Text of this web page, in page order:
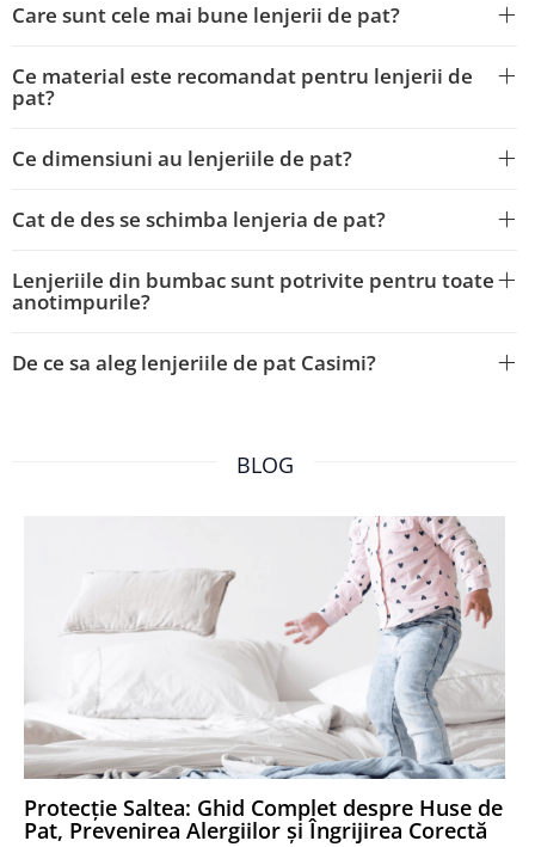
Care sunt cele mai bune lenjerii de pat?
Ce material este recomandat pentru lenjerii de
pat?
Ce dimensiuni au lenjeriile de pat?
Cat de des se schimba lenjeria de pat?
Lenjeriile din bumbac sunt potrivite pentru toate
anotimpurile?
De ce sa aleg lenjeriile de pat Casimi?
BLOG
Protecție Saltea: Ghid Complet despre Huse de
Pat, Prevenirea Alergiilor și Îngrijirea Corectă